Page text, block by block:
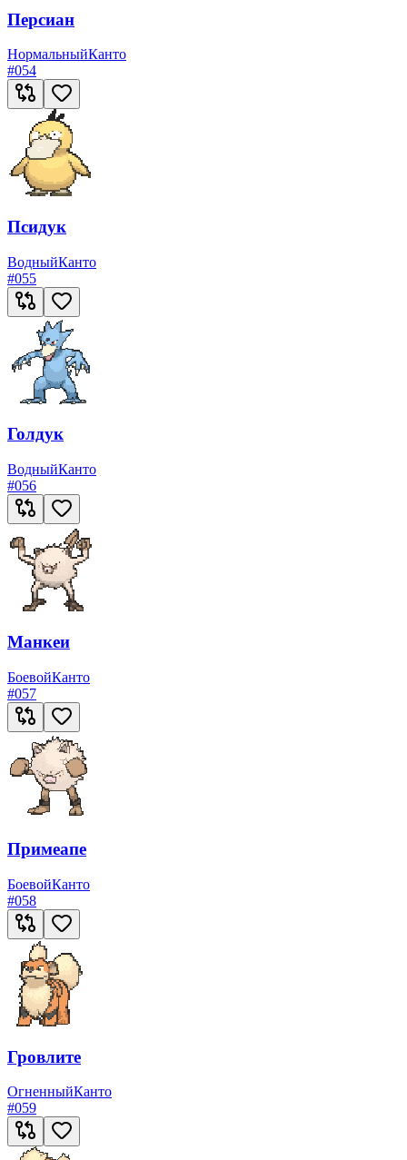
Персиан
НормальныйКанто
#054
Псидук
ВодныйКанто
#055
Голдук
ВодныйКанто
#056
Манкеи
БоевойКанто
#057
Примеапе
БоевойКанто
#058
Гровлите
ОгненныйКанто
#059